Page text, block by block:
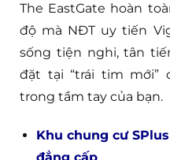
The EastGate hoàn
độ mà NĐT uy tiến
sống tiện nghi, tân
đặt tại “trái tim mới”
trong tầm tay của bạn.
Khu chung cư